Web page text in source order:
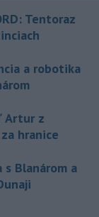
Tentoraz
a robotika
Artur z
hranice
Blanárom a